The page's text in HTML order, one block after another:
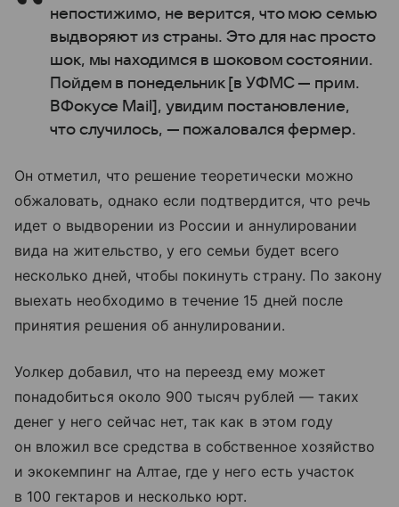
непостижимо, не верится, что мою семью
выдворяют из страны. Это для нас просто
шок, мы находимся в шоковом состоянии.
Пойдем в понедельник [в УФМС — прим.
ВФокусе Mail], увидим постановление,
что случилось, — пожаловался фермер.
Он отметил, что решение теоретически можно
обжаловать, однако если подтвердится, что речь
идет о выдворении из России и аннулировании
вида на жительство, у его семьи будет всего
несколько дней, чтобы покинуть страну. По закону
выехать необходимо в течение 15 дней после
принятия решения об аннулировании.
Уолкер добавил, что на переезд ему может
понадобиться около 900 тысяч рублей — таких
денег у него сейчас нет, так как в этом году
он вложил все средства в собственное хозяйство
и экокемпинг на Алтае, где у него есть участок
в 100 гектаров и несколько юрт.